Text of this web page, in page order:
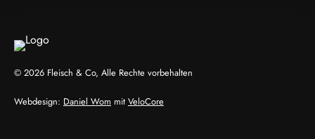
© 2026 Fleisch & Co, Alle Rechte vorbehalten
Webdesign: Daniel Wom mit VeloCore